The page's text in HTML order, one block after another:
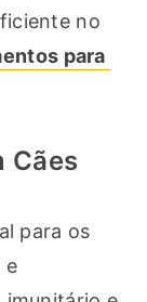
no
para
Cães
para os
e